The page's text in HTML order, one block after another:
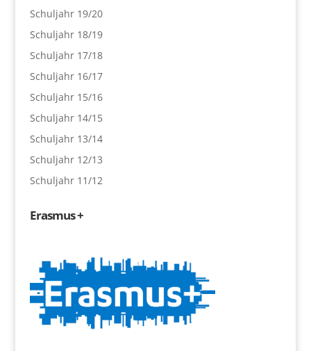
Schuljahr 19/20
Schuljahr 18/19
Schuljahr 17/18
Schuljahr 16/17
Schuljahr 15/16
Schuljahr 14/15
Schuljahr 13/14
Schuljahr 12/13
Schuljahr 11/12
Erasmus +